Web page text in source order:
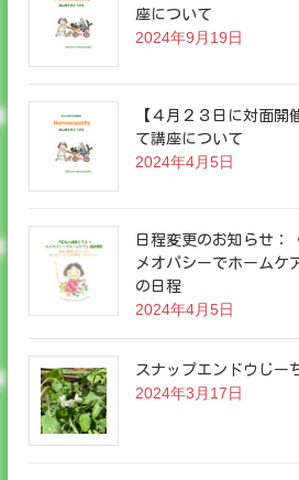
座について
2024年9月19日
【４月２３日に対面開
て講座について
2024年4月5日
日程変更のお知らせ：
メオパシーでホームケ
の日程
2024年4月5日
スナップエンドウじー
2024年3月17日